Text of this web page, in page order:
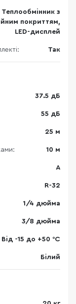
Теплообмінник з
покриттям,
LED-дисплей
Так
37.5 дБ
55 дБ
25 м
10 м
А
R-32
1/4 дюйма
3/8 дюйма
Від -15 до +50 °C
Білий